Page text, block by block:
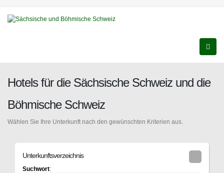
Hotels für die Sächsische Schweiz und die
Böhmische Schweiz
Wählen Sie Ihre Unterkunft nach den gewünschten Kriterien aus.
Unterkunftsverzeichnis
Suchwort: